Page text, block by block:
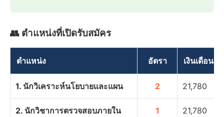
👥 ตำแหน่งที่เปิดรับสมัคร
ตำแหน่ง อัตรา เงินเดือน
1. นักวิเคราะห์นโยบายและแผน 2 21,780
2. นักวิชาการตรวจสอบภายใน 1 21,780